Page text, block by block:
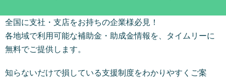
全国に支社・支店をお持ちの企業様必見！
各地域で利用可能な補助金・助成金情報を、タイムリーに
無料でご提供します。
知らないだけで損している支援制度をわかりやすくご案